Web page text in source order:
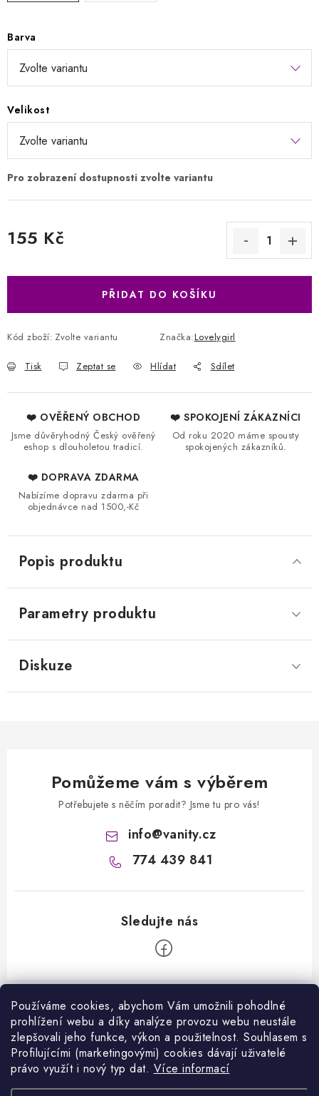
Používáme cookies, abychom Vám umožnili pohodlné
prohlížení webu a díky analýze provozu webu neustále
zlepšovali jeho funkce, výkon a použitelnost. Souhlasem s
Profilujícími (marketingovými) cookies dávají uživatelé
právo využít i nový typ dat. Více informací
Barva
Velikost
155 Kč
PŘIDAT DO KOŠÍKU
Kód zboží: Zvolte variantu Značka:Lovelygirl
Tisk Zeptat se Hlídat Sdílet
❤️ OVĚŘENÝ OBCHOD
Jsme důvěryhodný Český ověřený
eshop s dlouholetou tradicí.
❤️ SPOKOJENÍ ZÁKAZNÍCI
Od roku 2020 máme spousty
spokojených zákazníků.
❤️ DOPRAVA ZDARMA
Nabízíme dopravu zdarma při
objednávce nad 1500,-Kč
Popis produktu
Parametry produktu
Diskuze
Pomůžeme vám s výběrem
Potřebujete s něčím poradit? Jsme tu pro vás!
info@vanity.cz
774 439 841
Z
Informace pro vás
Kontakty
Jak nakupovat
Facebook